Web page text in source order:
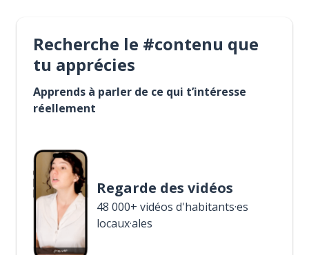
Recherche le #contenu que
tu apprécies
Apprends à parler de ce qui t’intéresse
réellement
Regarde des vidéos
48 000+ vidéos d'habitants·es
locaux·ales